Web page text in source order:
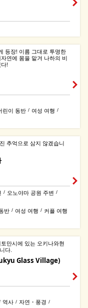
등장! 이름 그대로 투명한
연에 몸을 맡겨 나하의 비
!
린이 동반 / 여성 여행 /
추억으로 삼지 않겠습니
/ 오노야마 공원 주변 /
반 / 여성 여행 / 커플 여행
만시에 있는 오키나와현
다.
Glass Village)
역사 / 자연・풍경 /